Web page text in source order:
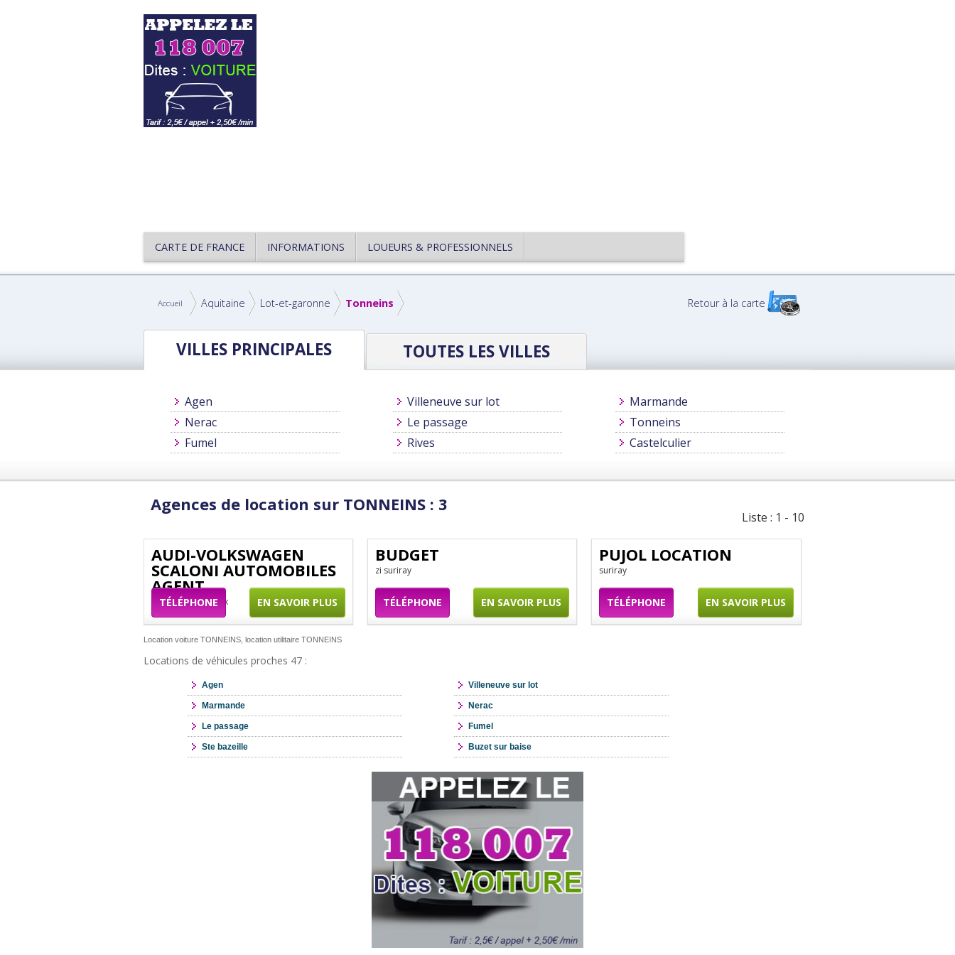
CARTE DE FRANCE INFORMATIONS LOUEURS & PROFESSIONNELS
Accueil Aquitaine Lot-et-garonne Tonneins Retour à la carte
VILLES PRINCIPALES TOUTES LES VILLES
Agen Villeneuve sur lot
Marmande
Nerac
Le passage
Tonneins
Fumel
Rives Castelculier
Agences de location sur TONNEINS : 3
Liste : 1 - 10
AUDI-VOLKSWAGEN
SCALONI AUTOMOBILES
AGENT
route de bordeaux
TÉLÉPHONE EN SAVOIR PLUS
BUDGET
zi suriray
TÉLÉPHONE EN SAVOIR PLUS
PUJOL LOCATION
suriray
TÉLÉPHONE EN SAVOIR PLUS
Location voiture TONNEINS, location utilitaire TONNEINS
Locations de véhicules proches 47 :
Agen Villeneuve sur lot
Marmande Nerac
Le passage Fumel
Ste bazeille Buzet sur baise